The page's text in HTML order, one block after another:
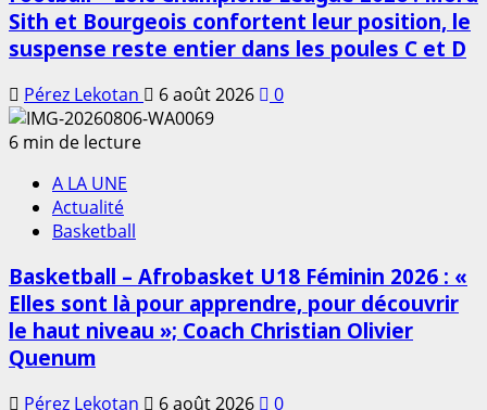
Sith et Bourgeois confortent leur position, le
suspense reste entier dans les poules C et D
Pérez Lekotan 6 août 2026
0
6 min de lecture
A LA UNE
Actualité
Basketball
Basketball – Afrobasket U18 Féminin 2026 : «
Elles sont là pour apprendre, pour découvrir
le haut niveau »; Coach Christian Olivier
Quenum
Pérez Lekotan 6 août 2026
0